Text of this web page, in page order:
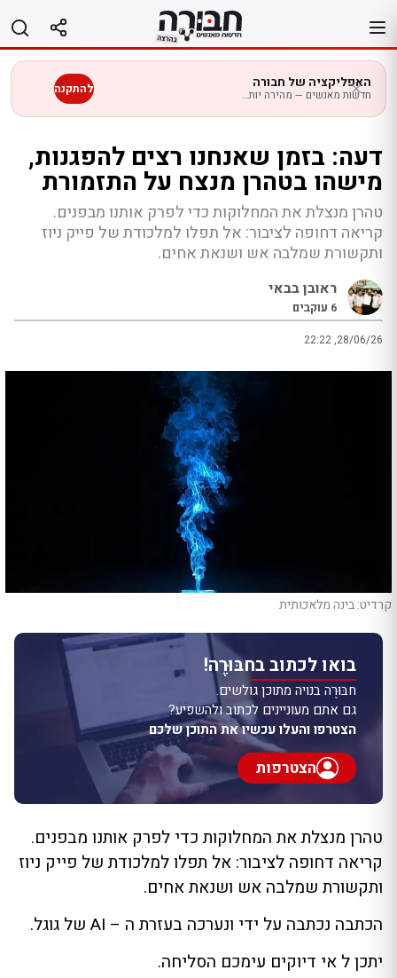
לתוכן
האפליקציה של חבורה
חדשות מאנשים — מהירה יותר בנייד להתקנה
דעה: בזמן שאנחנו רצים להפגנות,
מישהו בטהרן מנצח על התזמורת
טהרן מנצלת את המחלוקות כדי לפרק אותנו מבפנים.
קריאה דחופה לציבור: אל תפלו למלכודת של פייק ניוז
ותקשורת שמלבה אש ושנאת אחים.
ראובן בבאי
6 עוקבים
22:22 ,28/06/26
קרדיט: בינה מלאכותית
בואו לכתוב בחבּוּרֶה!
חבּוּרֶה בנויה מתוכן גולשים.
גם אתם מעוניינים לכתוב ולהשפיע?
הצטרפו והעלו עכשיו את התוכן שלכם
הצטרפות
טהרן מנצלת את המחלוקות כדי לפרק אותנו מבפנים.
קריאה דחופה לציבור: אל תפלו למלכודת של פייק ניוז
ותקשורת שמלבה אש ושנאת אחים.
הכתבה נכתבה על ידי ונערכה בעזרת ה – AI של גוגל.
יתכן ל אי דיוקים עימכם הסליחה.